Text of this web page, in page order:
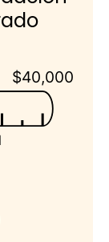
$40,000